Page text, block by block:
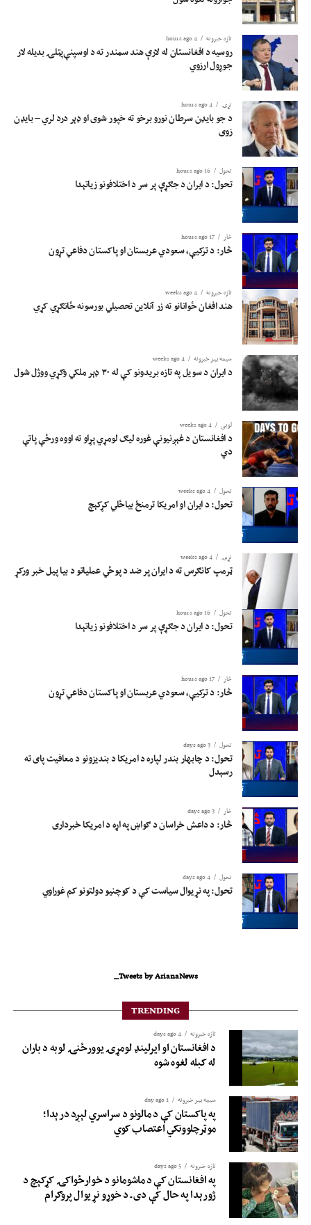
تازه خبرونه 4 hours ago
روسیه د افغانستان له لارې هند سمندر ته د اوسپنې‌پټلۍ بدیله لار
جوړول ارزوي
نړۍ 4 hours ago
د جو بایډن سرطان نورو برخو ته خپور شوی او ډېر درد لري – بایډن
زوی
تحول 16 hours ago
تحول: د ایران د جګړې پر سر د اختلافونو زیاتېدا
څار 17 hours ago
څار: د ترکیې، سعودي عربستان او پاکستان دفاعي تړون
تازه خبرونه 4 weeks ago
هند افغان ځوانانو ته زر آنلاین تحصیلي بورسونه ځانګړي کړي
سیمه ییز خبرونه 4 weeks ago
د ایران د سویل په تازه بریدونو کې له ۳۰ ډېر ملکي وګړي ووژل شول
لوبی 4 weeks ago
د افغانستان د غېږنیونې غوره لیګ لومړي پړاو ته اووه ورځې پاتې
دي
تحول 4 weeks ago
تحول: د ایران او امریکا ترمنځ بیاځلي کړکېچ
نړۍ 4 weeks ago
ټرمپ کانګرس ته د ایران پر ضد د پوځي عملیاتو د بیا پیل خبر ورکړ
تحول 16 hours ago
تحول: د ایران د جګړې پر سر د اختلافونو زیاتېدا
څار 17 hours ago
څار: د ترکیې، سعودي عربستان او پاکستان دفاعي تړون
تحول 3 days ago
تحول: د چابهار بندر لپاره د امریکا د بندیزونو د معافیت پای ته
رسېدل
څار 3 days ago
څار: د داعش خراسان د ګواښ په اړه د امریکا خبرداری
تحول 4 days ago
تحول: په نړیوال سیاست کې د کوچنیو دولتونو کم غوراوي
Tweets by ArianaNews_
TRENDING
تازه خبرونه 4 days ago
د افغانستان او ایرلینډ لومړۍ یوورځنۍ لوبه د باران
له کبله لغوه شوه
سیمه ییز خبرونه 1 day ago
په پاکستان کې د مالونو د سراسري لېږد درېدا؛
موټرچلوونکي اعتصاب کوي
تازه خبرونه 5 days ago
په افغانستان کې د ماشومانو د خوارځواکۍ کړکېچ د
ژورېدا په حال کې دی ـ د خوړو نړیوال پروګرام